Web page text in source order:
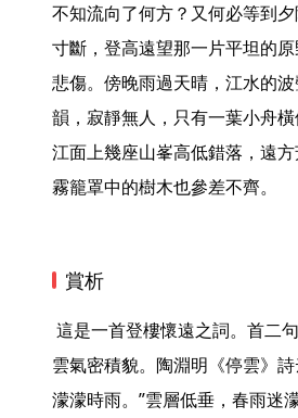
不知流向了何方？又何必等到
寸斷，登高遠望那一片平坦的
悲傷。傍晚雨過天晴，江水的
韻，寂靜無人，只有一葉小舟橫
江面上幾座山峯高低錯落，遠
霧籠罩中的樹木也參差不齊。
賞析
雲氣密積貌。陶淵明《停雲》詩
濛濛時雨。”雲層低垂，春雨迷